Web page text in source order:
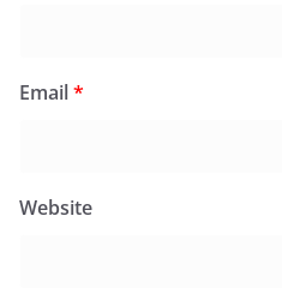
Email*
Website